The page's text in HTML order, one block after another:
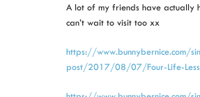
A lot of my friends have actually
can’t wait to visit too xx
https://www.bunnybernice.com/
post/2017/08/07/Four-Life-